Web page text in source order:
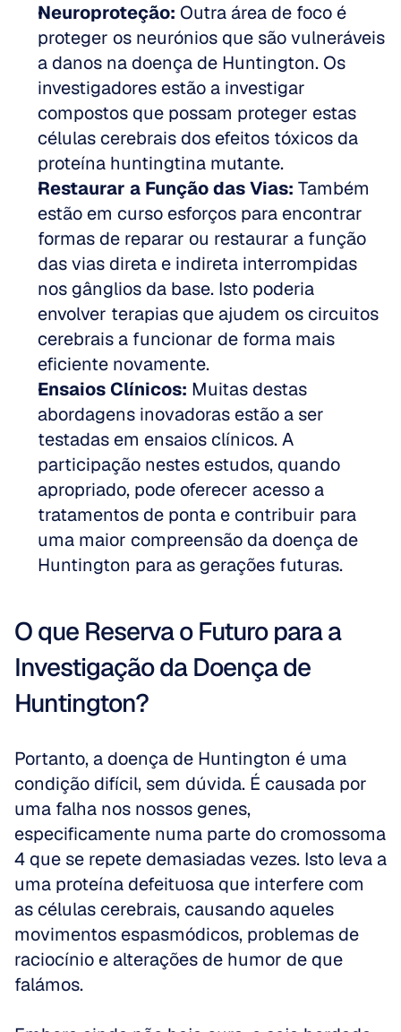
Neuroproteção: Outra área de foco é
proteger os neurónios que são vulneráveis
a danos na doença de Huntington. Os
investigadores estão a investigar
compostos que possam proteger estas
células cerebrais dos efeitos tóxicos da
proteína huntingtina mutante.
Restaurar a Função das Vias: Também
estão em curso esforços para encontrar
formas de reparar ou restaurar a função
das vias direta e indireta interrompidas
nos gânglios da base. Isto poderia
envolver terapias que ajudem os circuitos
cerebrais a funcionar de forma mais
eficiente novamente.
Ensaios Clínicos: Muitas destas
abordagens inovadoras estão a ser
testadas em ensaios clínicos. A
participação nestes estudos, quando
apropriado, pode oferecer acesso a
tratamentos de ponta e contribuir para
uma maior compreensão da doença de
Huntington para as gerações futuras.
O que Reserva o Futuro para a
Investigação da Doença de
Huntington?
Portanto, a doença de Huntington é uma
condição difícil, sem dúvida. É causada por
uma falha nos nossos genes,
especificamente numa parte do cromossoma
4 que se repete demasiadas vezes. Isto leva a
uma proteína defeituosa que interfere com
as células cerebrais, causando aqueles
movimentos espasmódicos, problemas de
raciocínio e alterações de humor de que
falámos.